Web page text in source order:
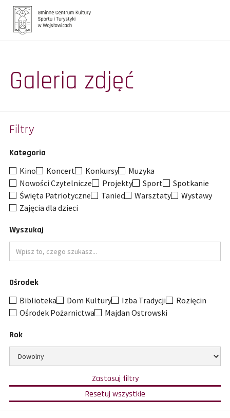
Aktualności
Turystyka
Biblioteka
Kontakt
Galeria zdjęć
Filtry
Kategoria
Kino Koncert Konkursy
Muzyka
Nowości Czytelnicze
Projekty Sport
Spotkanie
Święta Patriotyczne
Taniec Warsztaty
Wystawy
Zajęcia dla dzieci
Wyszukaj
to
czego
szukasz
Ośrodek
Biblioteka Dom Kultury Izba Tradycji
Rozięcin
Ośrodek Pożarnictwa
Majdan Ostrowski
Rok
Ogranicz
wybór
określonego
roku
Zastosuj filtryw
oparciu
o
wybrane
kategorie,
ośrodki
Resetuj wszystkiefiltry
i
wszystkie